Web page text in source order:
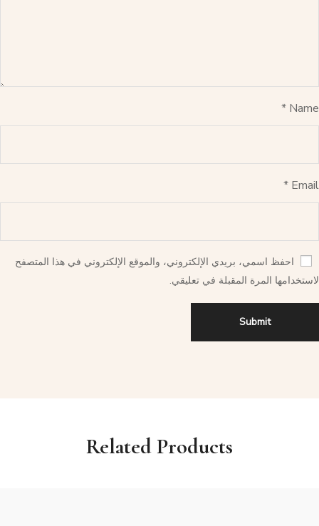
Name
*
Email
*
احفظ اسمي، بريدي الإلكتروني، والموقع الإلكتروني في هذا المتصفح
لاستخدامها المرة المقبلة في تعليقي.
Related Products